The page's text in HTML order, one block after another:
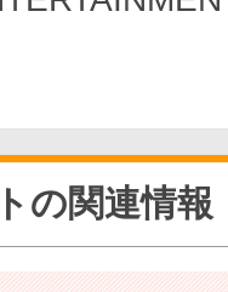
の関連情報